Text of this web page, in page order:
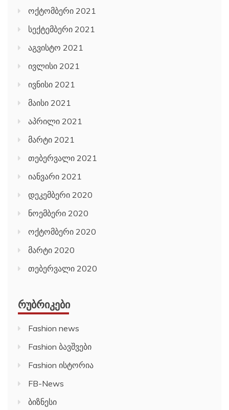
ოქტომბერი 2021
სექტემბერი 2021
აგვისტო 2021
ივლისი 2021
ივნისი 2021
მაისი 2021
აპრილი 2021
მარტი 2021
თებერვალი 2021
იანვარი 2021
დეკემბერი 2020
ნოემბერი 2020
ოქტომბერი 2020
მარტი 2020
თებერვალი 2020
ᲠᲣᲑᲠᲘᲙᲔᲑᲘ
Fashion news
Fashion ბავშვები
Fashion ისტორია
FB-News
ბიზნესი